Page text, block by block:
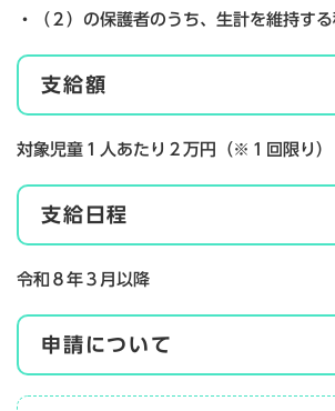
・（２）の保護者のうち、生計を維持す
支給額
対象児童１人あたり２万円（※１回限り）
支給日程
令和８年３月以降
申請について